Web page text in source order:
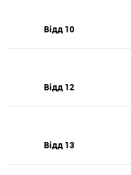
Відд 10
Відд 12
Відд 13